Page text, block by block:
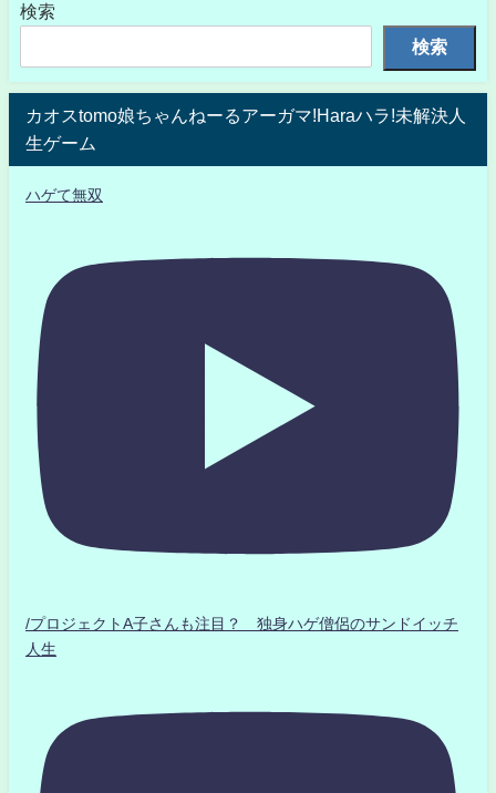
検索
検索
カオスtomo娘ちゃんねーるアーガマ!Haraハラ!未解決人
生ゲーム
ハゲて無双
/プロジェクトA子さんも注目？ 独身ハゲ僧侶のサンドイッチ
人生